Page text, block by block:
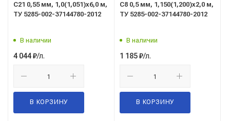
C21 0,55 мм, 1,0(1,051)x6,0 м,
ТУ 5285-002-37144780-2012
В наличии
4 044₽/л.
В КОРЗИНУ
C8 0,5 мм, 1,150(1,200)x2,0 м,
ТУ 5285-002-37144780-2012
В наличии
1 185₽/л.
В КОРЗИНУ